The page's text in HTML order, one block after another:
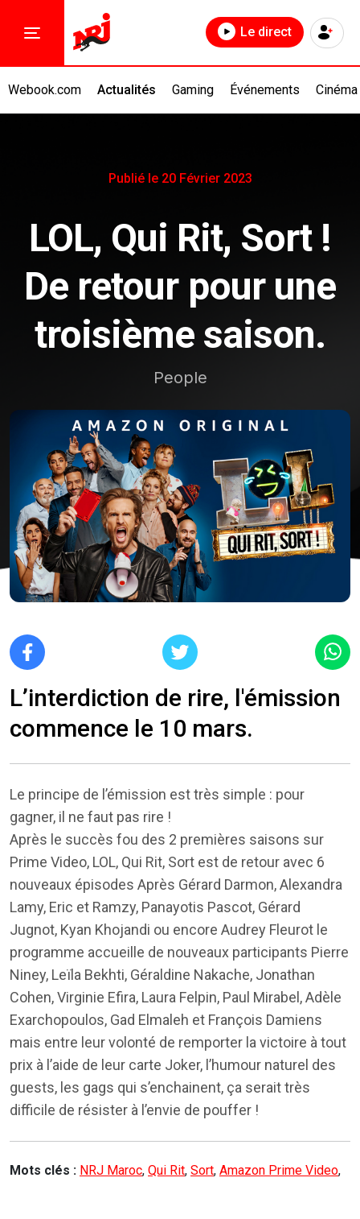
Webook.com Actualités Gaming Événements Cinéma
Le direct
Publié le 20 Février 2023
LOL, Qui Rit, Sort !
De retour pour une
troisième saison.
People
L’interdiction de rire, l'émission
commence le 10 mars.
Le principe de l’émission est très simple : pour
gagner, il ne faut pas rire !
Après le succès fou des 2 premières saisons sur
Prime Video, LOL, Qui Rit, Sort est de retour avec 6
nouveaux épisodes Après Gérard Darmon, Alexandra
Lamy, Eric et Ramzy, Panayotis Pascot, Gérard
Jugnot, Kyan Khojandi ou encore Audrey Fleurot le
programme accueille de nouveaux participants Pierre
Niney, Leïla Bekhti, Géraldine Nakache, Jonathan
Cohen, Virginie Efira, Laura Felpin, Paul Mirabel, Adèle
Exarchopoulos, Gad Elmaleh et François Damiens
mais entre leur volonté de remporter la victoire à tout
prix à l’aide de leur carte Joker, l’humour naturel des
guests, les gags qui s’enchainent, ça serait très
difficile de résister à l’envie de pouffer !
Mots clés : NRJ Maroc, Qui Rit, Sort, Amazon Prime Video,